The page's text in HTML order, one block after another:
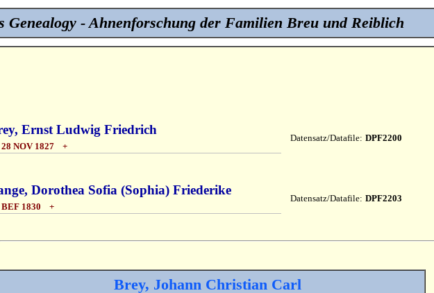
Genealogy - Ahnenforschung der Familien Breu und Reiblich
Ernst Ludwig Friedrich
NOV 1827 +
Datensatz/Datafile: DPF2200
Dorothea Sofia (Sophia) Friederike
1830 +
Datensatz/Datafile: DPF2203
Brey, Johann Christian Carl